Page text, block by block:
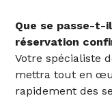
Que se passe-t-
réservation
Votre spécialiste
mettra tout en
rapidement des